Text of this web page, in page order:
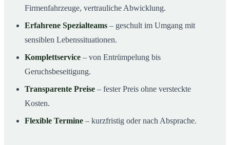
Firmenfahrzeuge, vertrauliche Abwicklung.
Erfahrene Spezialteams – geschult im Umgang mit
sensiblen Lebenssituationen.
Komplettservice – von Entrümpelung bis
Geruchsbeseitigung.
Transparente Preise – fester Preis ohne versteckte
Kosten.
Flexible Termine – kurzfristig oder nach Absprache.